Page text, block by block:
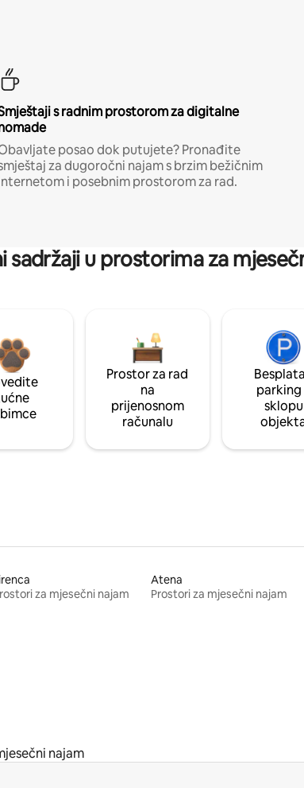
s radnim prostorom za digitalne
posao dok putujete? Pronađite
za dugoročni najam s brzim bežičnim
i posebnim prostorom za rad.
sadržaji u prostorima za
Prostor za rad
na
prijenosnom
računalu
parking
sklopu
za mjesečni najam
Atena
Prostori za mjesečni najam
najam